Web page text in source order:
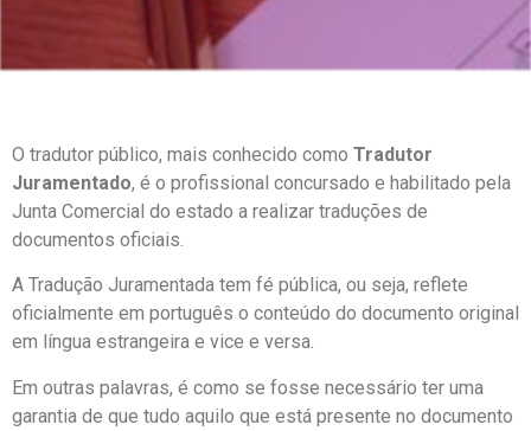
O tradutor público, mais conhecido como Tradutor
Juramentado, é o profissional concursado e habilitado pela
Junta Comercial do estado a realizar traduções de
documentos oficiais.
A Tradução Juramentada tem fé pública, ou seja, reflete
oficialmente em português o conteúdo do documento original
em língua estrangeira e vice e versa.
Em outras palavras, é como se fosse necessário ter uma
garantia de que tudo aquilo que está presente no documento